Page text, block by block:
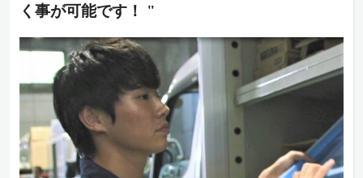
く事が可能です！ "